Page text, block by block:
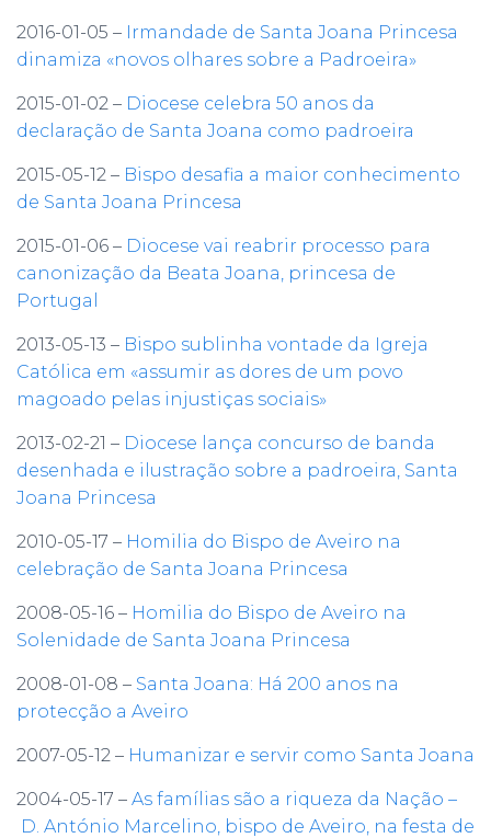
2016-01-05 – Irmandade de Santa Joana Princesa
dinamiza «novos olhares sobre a Padroeira»
2015-01-02 – Diocese celebra 50 anos da
declaração de Santa Joana como padroeira
2015-05-12 – Bispo desafia a maior conhecimento
de Santa Joana Princesa
2015-01-06 – Diocese vai reabrir processo para
canonização da Beata Joana, princesa de
Portugal
2013-05-13 – Bispo sublinha vontade da Igreja
Católica em «assumir as dores de um povo
magoado pelas injustiças sociais»
2013-02-21 – Diocese lança concurso de banda
desenhada e ilustração sobre a padroeira, Santa
Joana Princesa
2010-05-17 – Homilia do Bispo de Aveiro na
celebração de Santa Joana Princesa
2008-05-16 – Homilia do Bispo de Aveiro na
Solenidade de Santa Joana Princesa
2008-01-08 – Santa Joana: Há 200 anos na
protecção a Aveiro
2007-05-12 – Humanizar e servir como Santa Joana
2004-05-17 – As famílias são a riqueza da Nação –
D. António Marcelino, bispo de Aveiro, na festa de